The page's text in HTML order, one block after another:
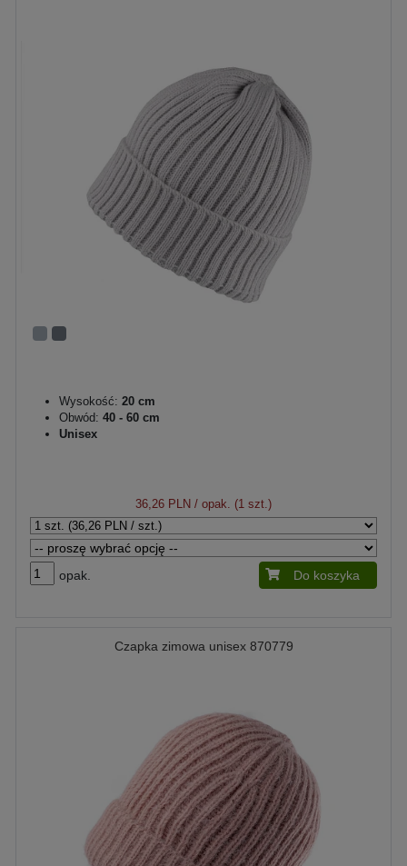
Wysokość: 20 cm
Obwód: 40 - 60 cm
Unisex
36,26 PLN / opak. (1 szt.)
opak. Do koszyka
Czapka zimowa unisex 870779